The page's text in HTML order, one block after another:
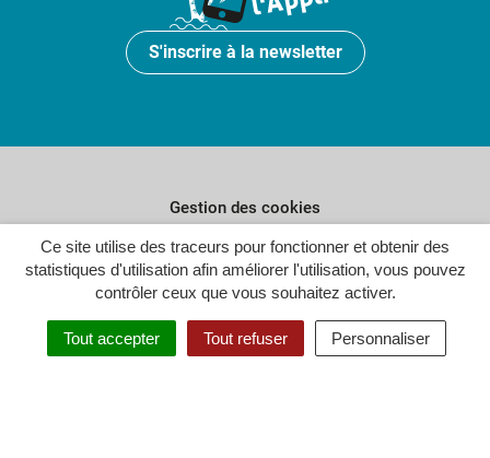
Ce site utilise des traceurs pour fonctionner et obtenir des
statistiques d'utilisation afin améliorer l'utilisation, vous pouvez
contrôler ceux que vous souhaitez activer.
Tout accepter Tout refuser Personnaliser
S'inscrire à la newsletter
Gestion des cookies
Plan du site
Politique de confidentialité
Crédits